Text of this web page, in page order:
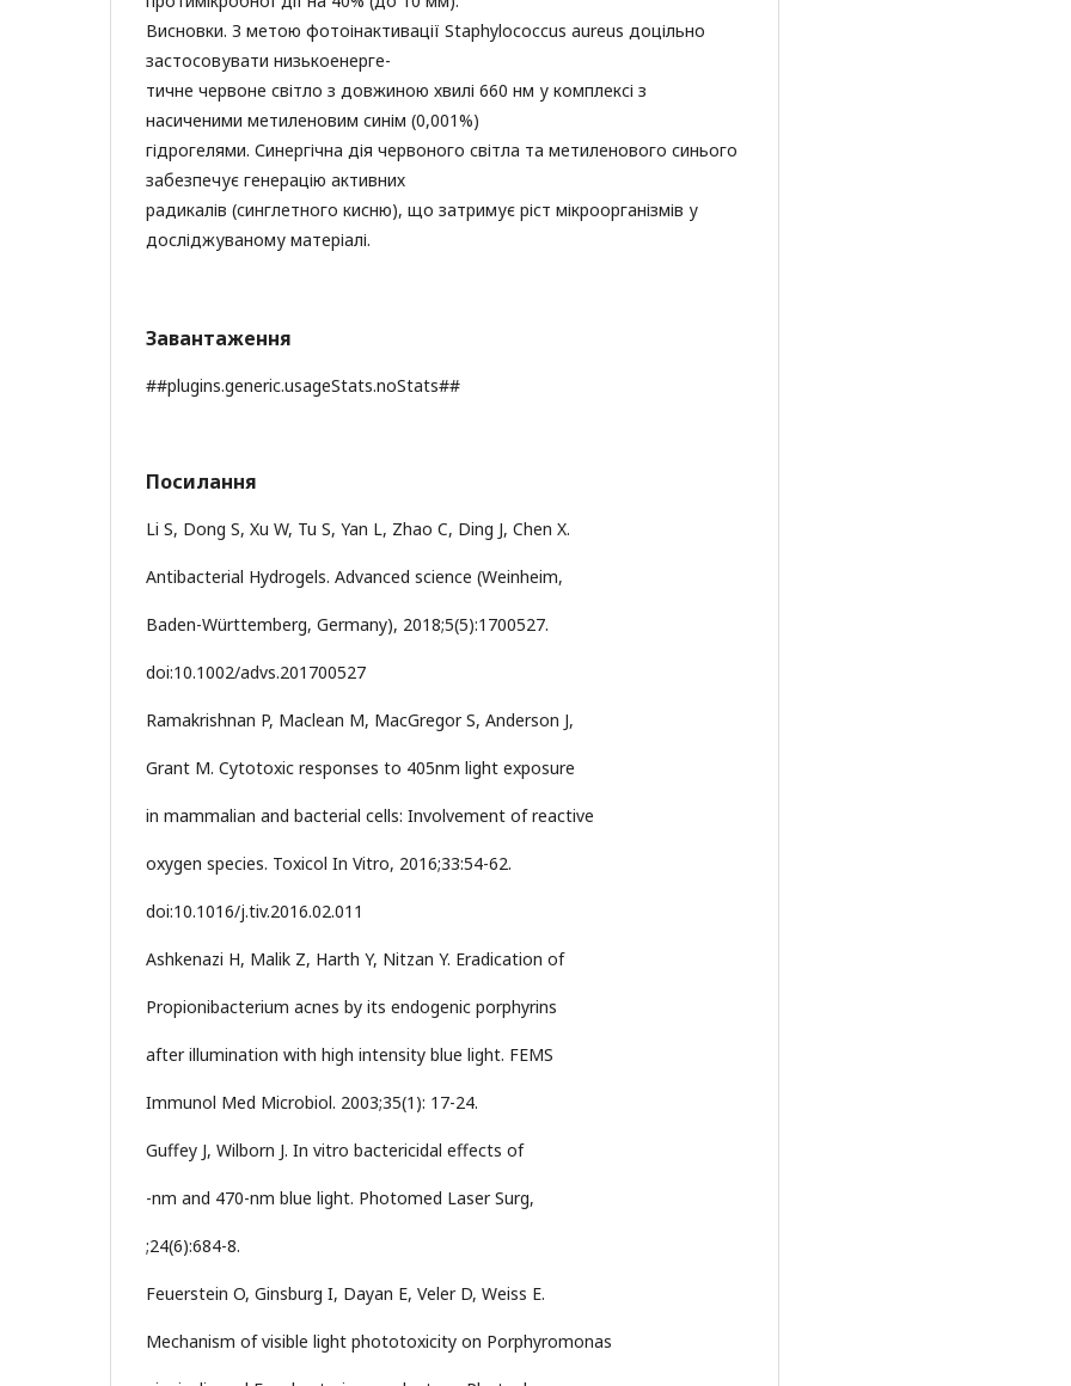
Висновки. З метою фотоінактивації Staphylococcus aureus доцільно
застосовувати низькоенерге-
тичне червоне світло з довжиною хвилі 660 нм у комплексі з
насиченими метиленовим синім (0,001%)
гідрогелями. Синергічна дія червоного світла та метиленового синього
забезпечує генерацію активних
радикалів (синглетного кисню), що затримує ріст мікроорганізмів у
досліджуваному матеріалі.
Завантаження
##plugins.generic.usageStats.noStats##
Посилання
Li S, Dong S, Xu W, Tu S, Yan L, Zhao C, Ding J, Chen X.
Antibacterial Hydrogels. Advanced science (Weinheim,
Baden-Württemberg, Germany), 2018;5(5):1700527.
doi:10.1002/advs.201700527
Ramakrishnan P, Maclean M, MacGregor S, Anderson J,
Grant M. Cytotoxic responses to 405nm light exposure
in mammalian and bacterial cells: Involvement of reactive
oxygen species. Toxicol In Vitro, 2016;33:54-62.
doi:10.1016/j.tiv.2016.02.011
Ashkenazi H, Malik Z, Harth Y, Nitzan Y. Eradication of
Propionibacterium acnes by its endogenic porphyrins
after illumination with high intensity blue light. FEMS
Immunol Med Microbiol. 2003;35(1): 17-24.
Guffey J, Wilborn J. In vitro bactericidal effects of
-nm and 470-nm blue light. Photomed Laser Surg,
;24(6):684-8.
Feuerstein O, Ginsburg I, Dayan E, Veler D, Weiss E.
Mechanism of visible light phototoxicity on Porphyromonas